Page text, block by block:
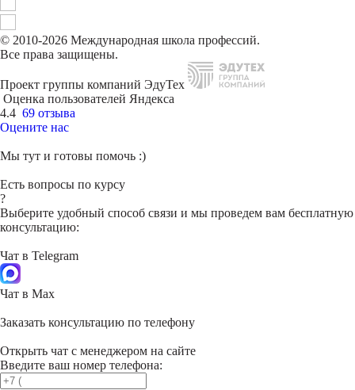
© 2010-2026 Международная школа профессий.
Все права защищены.
Проект группы компаний ЭдуТех
Оценка пользователей Яндекса
4.4 69 отзыва
Оцените нас
Мы тут и готовы помочь :)
Есть вопросы по курсу
?
Выберите удобный способ связи и мы проведем вам бесплатную
консультацию:
Чат в Telegram
Чат в Max
Заказать консультацию по телефону
Открыть чат с менеджером на сайте
Введите ваш номер телефона: